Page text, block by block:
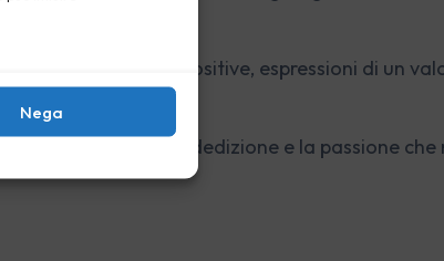
Nega
e
positive, espressioni di un
l’impegno, la dedizione e la passione